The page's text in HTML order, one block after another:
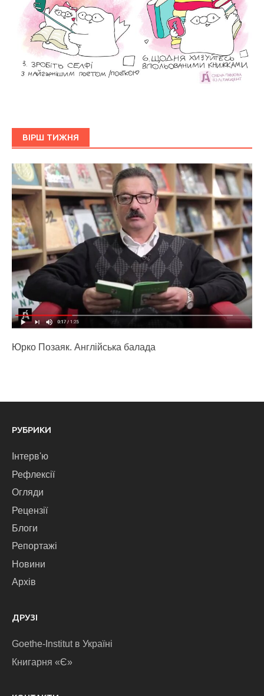
ВІРШ ТИЖНЯ
Юрко Позаяк. Англійська балада
РУБРИКИ
Інтерв'ю
Рефлексії
Огляди
Рецензії
Блоги
Репортажі
Новини
Архів
ДРУЗІ
Goethe-Institut в Україні
Книгарня «Є»